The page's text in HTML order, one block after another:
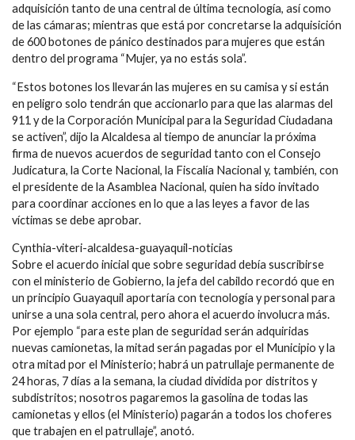
adquisición tanto de una central de última tecnología, así como
de las cámaras; mientras que está por concretarse la adquisición
de 600 botones de pánico destinados para mujeres que están
dentro del programa “Mujer, ya no estás sola”.
“Estos botones los llevarán las mujeres en su camisa y si están
en peligro solo tendrán que accionarlo para que las alarmas del
911 y de la Corporación Municipal para la Seguridad Ciudadana
se activen”, dijo la Alcaldesa al tiempo de anunciar la próxima
firma de nuevos acuerdos de seguridad tanto con el Consejo
Judicatura, la Corte Nacional, la Fiscalía Nacional y, también, con
el presidente de la Asamblea Nacional, quien ha sido invitado
para coordinar acciones en lo que a las leyes a favor de las
víctimas se debe aprobar.
Cynthia-viteri-alcaldesa-guayaquil-noticias
Sobre el acuerdo inicial que sobre seguridad debía suscribirse
con el ministerio de Gobierno, la jefa del cabildo recordó que en
un principio Guayaquil aportaría con tecnología y personal para
unirse a una sola central, pero ahora el acuerdo involucra más.
Por ejemplo “para este plan de seguridad serán adquiridas
nuevas camionetas, la mitad serán pagadas por el Municipio y la
otra mitad por el Ministerio; habrá un patrullaje permanente de
24 horas, 7 días a la semana, la ciudad dividida por distritos y
subdistritos; nosotros pagaremos la gasolina de todas las
camionetas y ellos (el Ministerio) pagarán a todos los choferes
que trabajen en el patrullaje”, anotó.